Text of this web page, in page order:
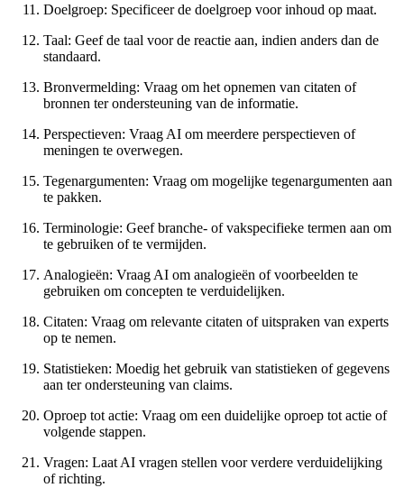
Doelgroep: Specificeer de doelgroep voor inhoud op maat.
Taal: Geef de taal voor de reactie aan, indien anders dan de
standaard.
Bronvermelding: Vraag om het opnemen van citaten of
bronnen ter ondersteuning van de informatie.
Perspectieven: Vraag AI om meerdere perspectieven of
meningen te overwegen.
Tegenargumenten: Vraag om mogelijke tegenargumenten aan
te pakken.
Terminologie: Geef branche- of vakspecifieke termen aan om
te gebruiken of te vermijden.
Analogieën: Vraag AI om analogieën of voorbeelden te
gebruiken om concepten te verduidelijken.
Citaten: Vraag om relevante citaten of uitspraken van experts
op te nemen.
Statistieken: Moedig het gebruik van statistieken of gegevens
aan ter ondersteuning van claims.
Oproep tot actie: Vraag om een duidelijke oproep tot actie of
volgende stappen.
Vragen: Laat AI vragen stellen voor verdere verduidelijking
of richting.